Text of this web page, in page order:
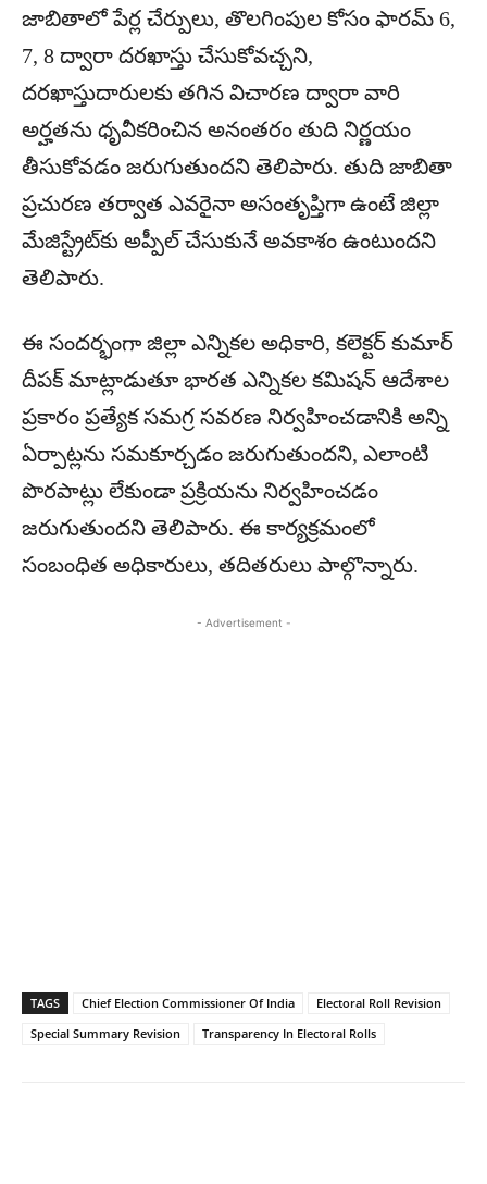
జాబితాలో పేర్ల చేర్పులు, తొలగింపుల కోసం ఫారమ్ 6,
7, 8 ద్వారా దరఖాస్తు చేసుకోవచ్చని,
దరఖాస్తుదారులకు తగిన విచారణ ద్వారా వారి
అర్హతను ధృవీకరించిన అనంతరం తుది నిర్ణయం
తీసుకోవడం జరుగుతుందని తెలిపారు. తుది జాబితా
ప్రచురణ తర్వాత ఎవరైనా అసంతృప్తిగా ఉంటే జిల్లా
మేజిస్ట్రేట్‌కు అప్పీల్ చేసుకునే అవకాశం ఉంటుందని
తెలిపారు.
ఈ సందర్భంగా జిల్లా ఎన్నికల అధికారి, కలెక్టర్ కుమార్
దీపక్ మాట్లాడుతూ భారత ఎన్నికల కమిషన్ ఆదేశాల
ప్రకారం ప్రత్యేక సమగ్ర సవరణ నిర్వహించడానికి అన్ని
ఏర్పాట్లను సమకూర్చడం జరుగుతుందని, ఎలాంటి
పొరపాట్లు లేకుండా ప్రక్రియను నిర్వహించడం
జరుగుతుందని తెలిపారు. ఈ కార్యక్రమంలో
సంబంధిత అధికారులు, తదితరులు పాల్గొన్నారు.
- Advertisement -
TAGS Chief Election Commissioner Of India
Electoral Roll Revision
Special Summary Revision
Transparency In Electoral Rolls